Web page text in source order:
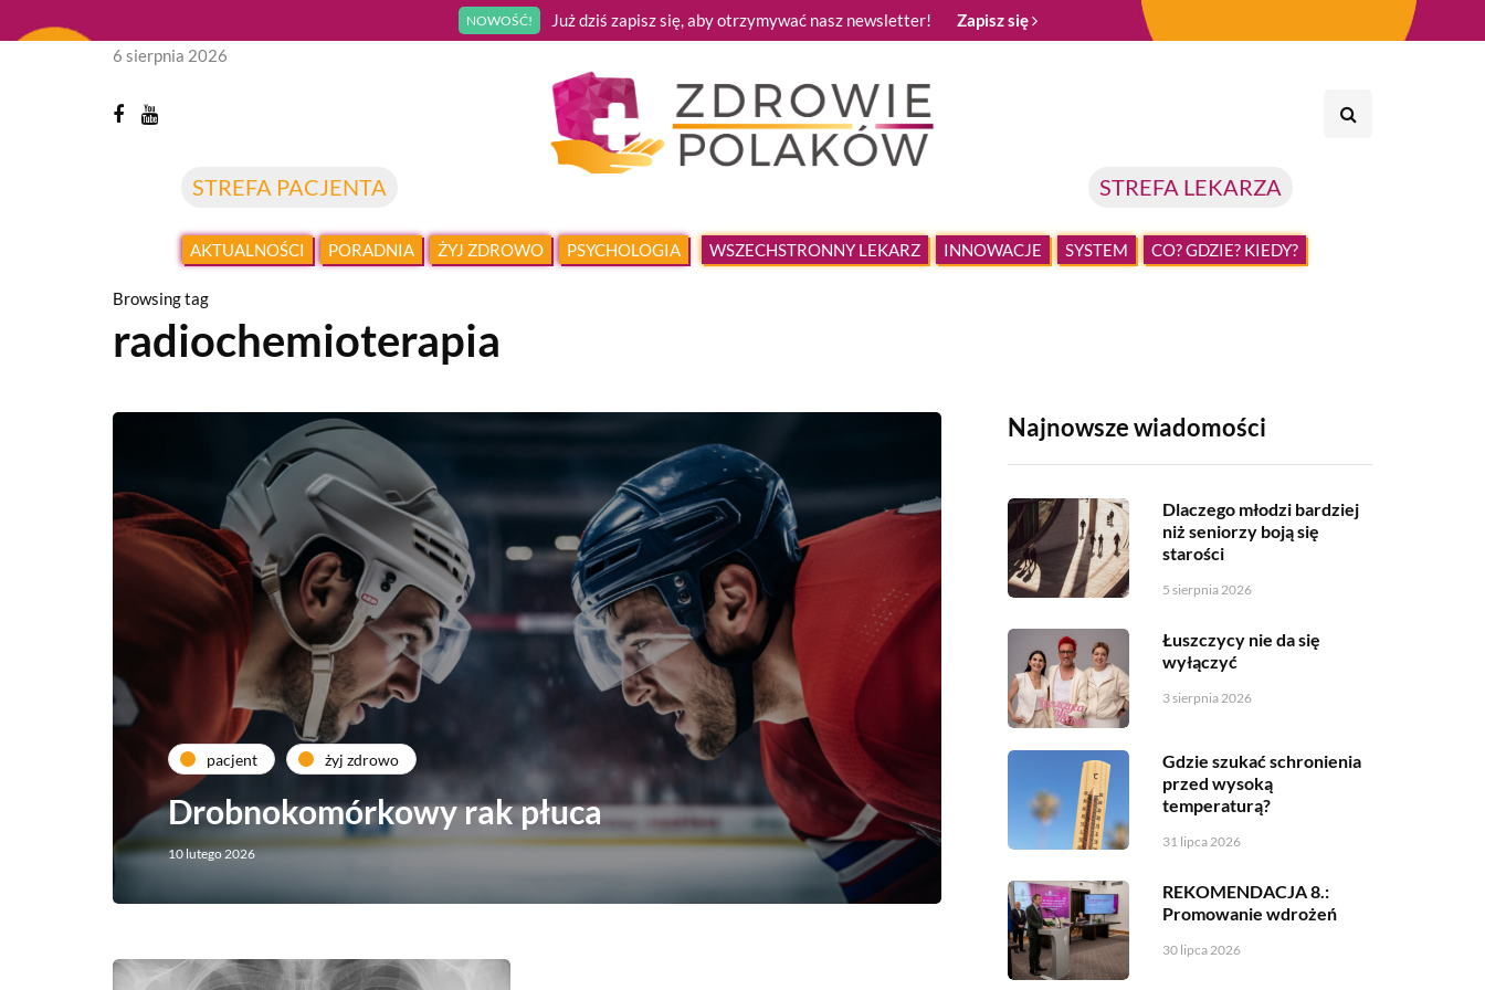
NOWOŚĆ! Już dziś zapisz się, aby otrzymywać nasz newsletter! Zapisz się
STREFA PACJENTA STREFA LEKARZA
6 sierpnia 2026
AKTUALNOŚCI PORADNIA ŻYJ ZDROWO PSYCHOLOGIA WSZECHSTRONNY LEKARZ INNOWACJE SYSTEM CO? GDZIE? KIEDY?
Browsing tag
radiochemioterapia
pacjent żyj zdrowo
Drobnokomórkowy rak płuca
10 lutego 2026
Najnowsze wiadomości
Dlaczego młodzi bardziej
niż seniorzy boją się
starości
5 sierpnia 2026
Łuszczycy nie da się
wyłączyć
3 sierpnia 2026
Gdzie szukać schronienia
przed wysoką
temperaturą?
31 lipca 2026
REKOMENDACJA 8.:
Promowanie wdrożeń
30 lipca 2026